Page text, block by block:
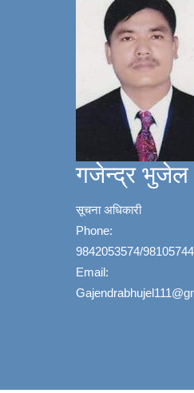
गजेन्द्र भुजेल
सूचना अधिकारी
Phone:
9842053574/
Email: